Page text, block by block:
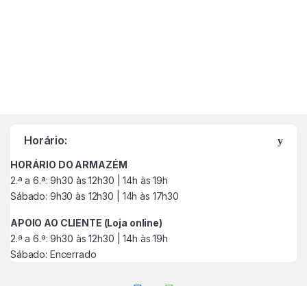
Horário:
HORÁRIO DO ARMAZÉM
2.ª a 6.ª: 9h30 às 12h30 | 14h às 19h
Sábado: 9h30 às 12h30 | 14h às 17h30
APOIO AO CLIENTE (Loja online)
2.ª a 6.ª: 9h30 às 12h30 | 14h às 19h
Sábado: Encerrado